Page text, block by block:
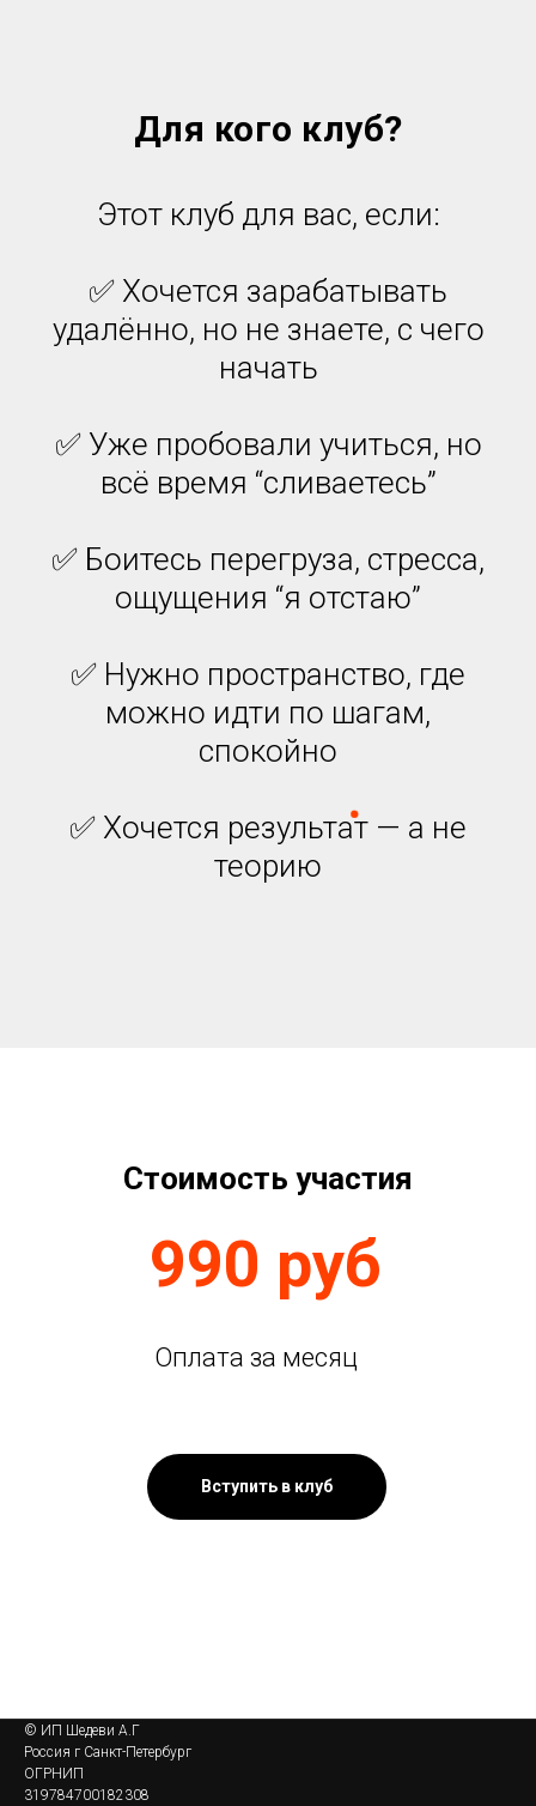
Для кого клуб?
Этот клуб для вас, если:
✅ Хочется зарабатывать
удалённо, но не знаете, с чего
начать
✅ Уже пробовали учиться, но
всё время “сливаетесь”
✅ Боитесь перегруза, стресса,
ощущения “я отстаю”
✅ Нужно пространство, где
можно идти по шагам,
спокойно
✅ Хочется результат — а не
теорию
Оплата за месяц
990 руб
Стоимость участия
Вступить в клуб
© ИП Шедеви А.Г
Россия г Санкт-Петербург
ОГРНИП
319784700182308